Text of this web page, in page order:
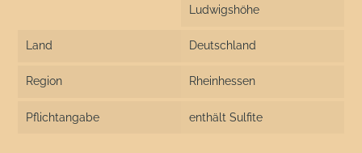
Ludwigshöhe
Land Deutschland
Region Rheinhessen
Pflichtangabe enthält Sulfite